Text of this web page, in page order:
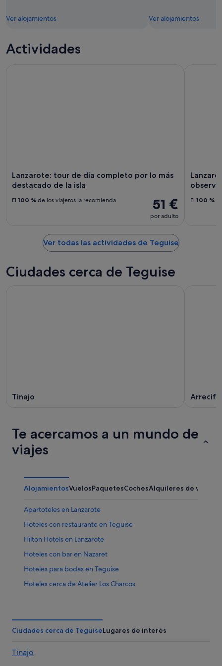
Ver alojamientos Ver alojamientos
Actividades
Lanzarote: tour de día completo por lo más
destacado de la isla
51 €
por adulto
El 100 % de los viajeros la recomienda El 100 %
Ver todas las actividades de Teguise
Ciudades cerca de Teguise
Tinajo Arrecife
Te acercamos a un mundo de
viajes
AlojamientosVuelosPaquetesCochesAlquileres de
Apartoteles en Lanzarote
Hoteles con restaurante en Teguise
Hilton Hotels en Lanzarote
Hoteles con bar en Nazaret
Hoteles para bodas en Teguise
Hoteles cerca de Atelier Los Charcos
Hoteles de golf en Teguise
Barcelo hoteles en Teguise
Ciudades cerca de TeguiseLugares de interés
Tinajo